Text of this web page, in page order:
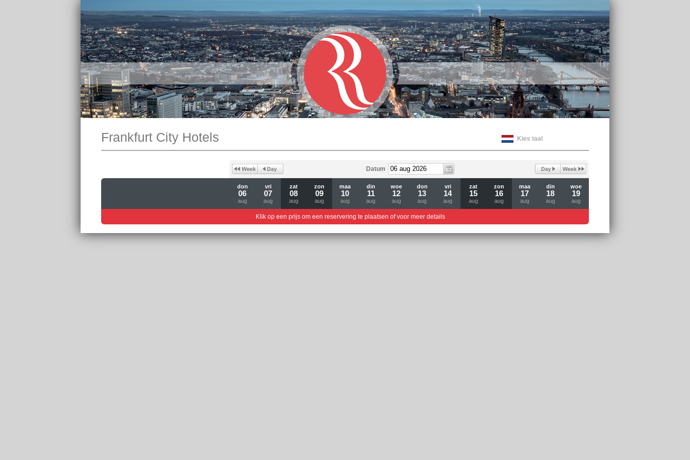
Kies taal
Frankfurt City Hotels
Datum
don
06
aug
vri
07
aug
zat
08
aug
zon
09
aug
maa
10
aug
din
11
aug
woe
12
aug
don
13
aug
vri
14
aug
zat
15
aug
zon
16
aug
maa
17
aug
din
18
aug
woe
19
aug
Klik op een prijs om een reservering te plaatsen of voor meer details